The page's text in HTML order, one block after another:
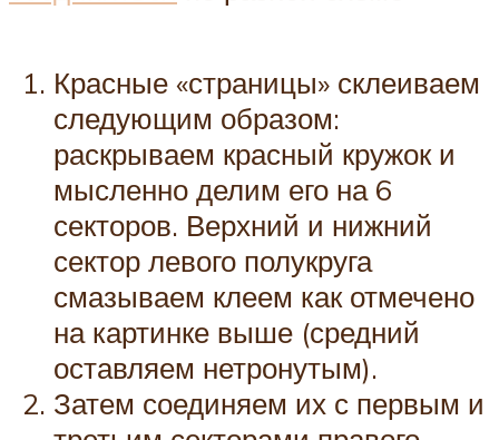
Красные «страницы» склеиваем
следующим образом:
раскрываем красный кружок и
мысленно делим его на 6
секторов. Верхний и нижний
сектор левого полукруга
смазываем клеем как отмечено
на картинке выше (средний
оставляем нетронутым).
Затем соединяем их с первым и